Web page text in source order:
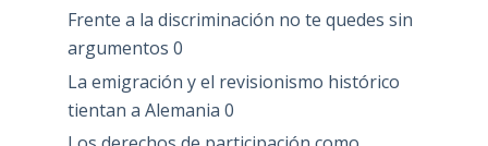
Frente a la discriminación no te quedes sin
argumentos 0
La emigración y el revisionismo histórico
tientan a Alemania 0